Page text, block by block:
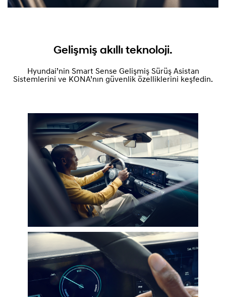
Gelişmiş akıllı teknoloji.
Hyundai’nin Smart Sense Gelişmiş Sürüş Asistan
Sistemlerini ve KONA’nın güvenlik özelliklerini keşfedin.